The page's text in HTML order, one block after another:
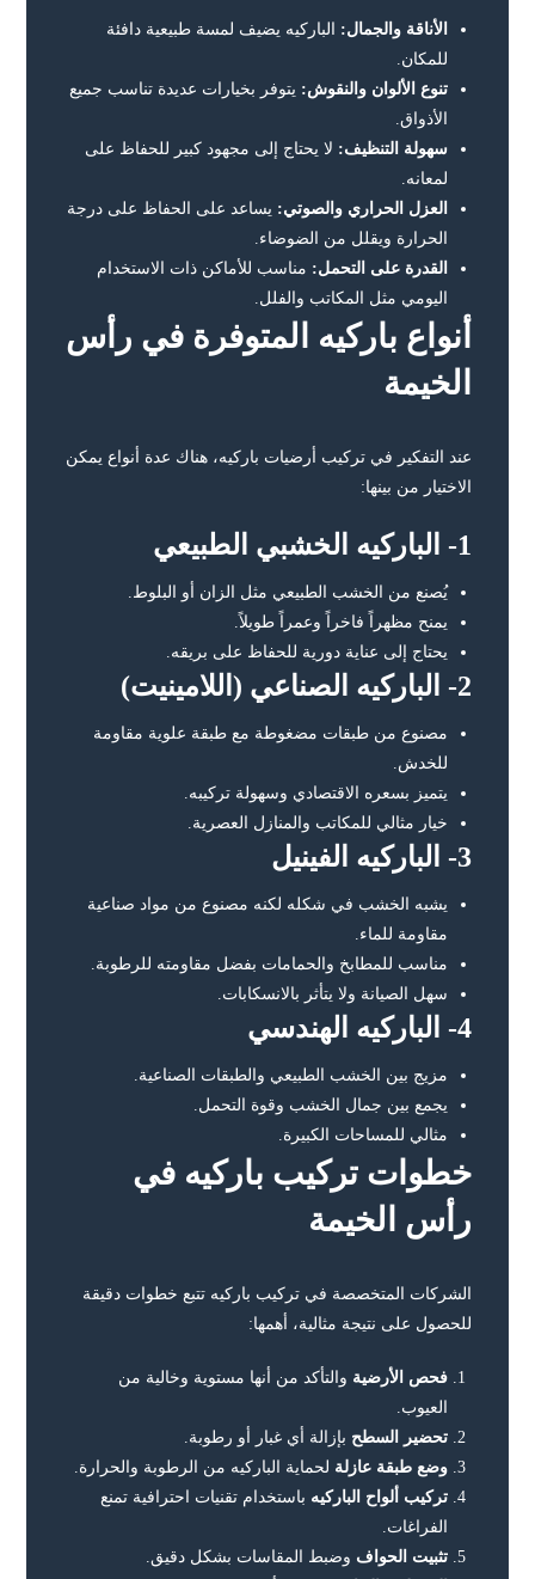
الأناقة والجمال: الباركيه يضيف لمسة طبيعية دافئة
للمكان.
تنوع الألوان والنقوش: يتوفر بخيارات عديدة تناسب جميع
الأذواق.
سهولة التنظيف: لا يحتاج إلى مجهود كبير للحفاظ على
لمعانه.
العزل الحراري والصوتي: يساعد على الحفاظ على درجة
الحرارة ويقلل من الضوضاء.
القدرة على التحمل: مناسب للأماكن ذات الاستخدام
اليومي مثل المكاتب والفلل.
أنواع باركيه المتوفرة في رأس
الخيمة
عند التفكير في تركيب أرضيات باركيه، هناك عدة أنواع يمكن
الاختيار من بينها:
1- الباركيه الخشبي الطبيعي
يُصنع من الخشب الطبيعي مثل الزان أو البلوط.
يمنح مظهراً فاخراً وعمراً طويلاً.
يحتاج إلى عناية دورية للحفاظ على بريقه.
2- الباركيه الصناعي (اللامينيت)
مصنوع من طبقات مضغوطة مع طبقة علوية مقاومة
للخدش.
يتميز بسعره الاقتصادي وسهولة تركيبه.
خيار مثالي للمكاتب والمنازل العصرية.
3- الباركيه الفينيل
يشبه الخشب في شكله لكنه مصنوع من مواد صناعية
مقاومة للماء.
مناسب للمطابخ والحمامات بفضل مقاومته للرطوبة.
سهل الصيانة ولا يتأثر بالانسكابات.
4- الباركيه الهندسي
مزيج بين الخشب الطبيعي والطبقات الصناعية.
يجمع بين جمال الخشب وقوة التحمل.
مثالي للمساحات الكبيرة.
خطوات تركيب باركيه في
رأس الخيمة
الشركات المتخصصة في تركيب باركيه تتبع خطوات دقيقة
للحصول على نتيجة مثالية، أهمها:
فحص الأرضية والتأكد من أنها مستوية وخالية من
العيوب.
تحضير السطح بإزالة أي غبار أو رطوبة.
وضع طبقة عازلة لحماية الباركيه من الرطوبة والحرارة.
تركيب ألواح الباركيه باستخدام تقنيات احترافية تمنع
الفراغات.
تثبيت الحواف وضبط المقاسات بشكل دقيق.